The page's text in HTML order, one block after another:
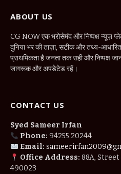
ABOUT US
CG NOW एक भरोसेमंद और निष्पक्ष न्यूज़
दुनिया भर की ताज़ा, सटीक और तथ्य-
प्राथमिकता है जनता तक सही और निष्पक्ष
जागरूक और अपडेटेड रहें।
CONTACT US
Syed Sameer Irfan
Phone: 94255 20244
Email:
Office Address: 88A, Street
490023